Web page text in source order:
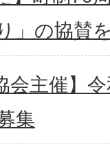
」の協賛
会主催】
集